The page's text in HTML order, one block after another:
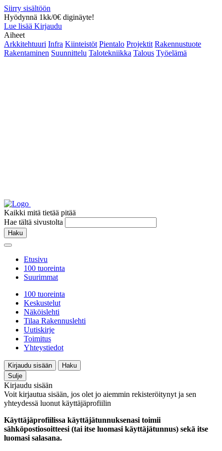
Siirry sisältöön
Hyödynnä 1kk/0€ diginäyte!
Lue lisää Kirjaudu
Aiheet
Arkkitehtuuri Infra Kiinteistöt Pientalo Projektit Rakennustuote
Rakentaminen Suunnittelu Talotekniikka Talous Työelämä
Kaikki mitä tietää pitää
Hae tältä sivustolta
Haku
Etusivu
100 tuoreinta
Suurimmat
100 tuoreinta
Keskustelut
Näköislehti
Tilaa Rakennuslehti
Uutiskirje
Toimitus
Yhteystiedot
Kirjaudu sisään
Haku
Sulje
Kirjaudu sisään
Voit kirjautua sisään, jos olet jo aiemmin rekisteröitynyt ja sen
yhteydessä luonut käyttäjäprofiilin
Käyttäjäprofiilissa käyttäjätunnuksenasi toimii
sähköpostiosoitteesi (tai itse luomasi käyttäjätunnus) sekä itse
luomasi salasana.